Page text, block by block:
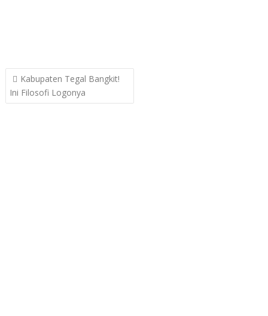
Post
navigation
Kabupaten Tegal Bangkit!
Ini Filosofi Logonya